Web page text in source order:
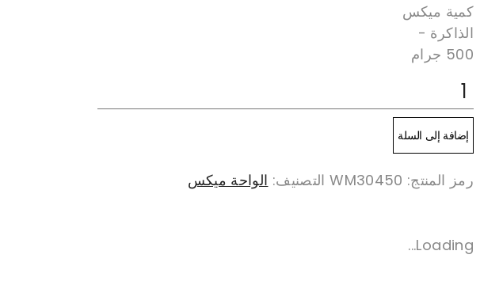
كمية ميكس
الذاكرة -
500 جرام
إضافة إلى السلة
رمز المنتج: WM30450 التصنيف: الواحة ميكس
Loading...